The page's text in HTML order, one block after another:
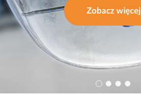
środowisko.